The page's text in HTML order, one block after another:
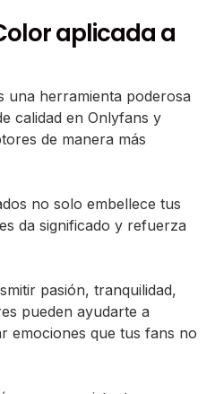
aplicada a
una herramienta poderosa
calidad en Onlyfans y
de manera más
no solo embellece tus
da significado y refuerza
pasión, tranquilidad,
pueden ayudarte a
emociones que tus fans no